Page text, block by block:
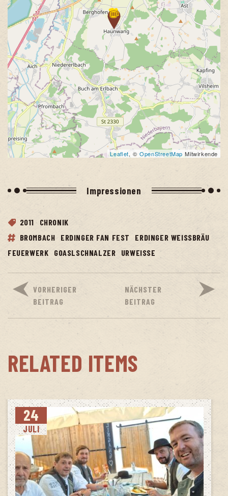
Leaflet, ©OpenStreetMap Mitwirkende
Impres­sio­nen
2011
CHRONIK
BROMBACH
ERDINGER FAN FEST
ERDINGER WEISSBRÄU
FEUERWERK
GOASLSCHNALZER URWEISSE
VORHERIGER
BEITRAG
NÄCHSTER
BEITRAG
RELATED ITEMS
24
JULI